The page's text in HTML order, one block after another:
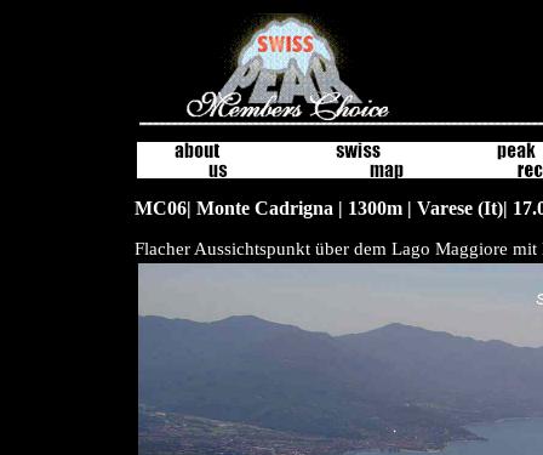
MC06| Monte Cadrigna | 1300m | Varese (It)|
Flacher Aussichtspunkt über dem Lago Maggiore mit